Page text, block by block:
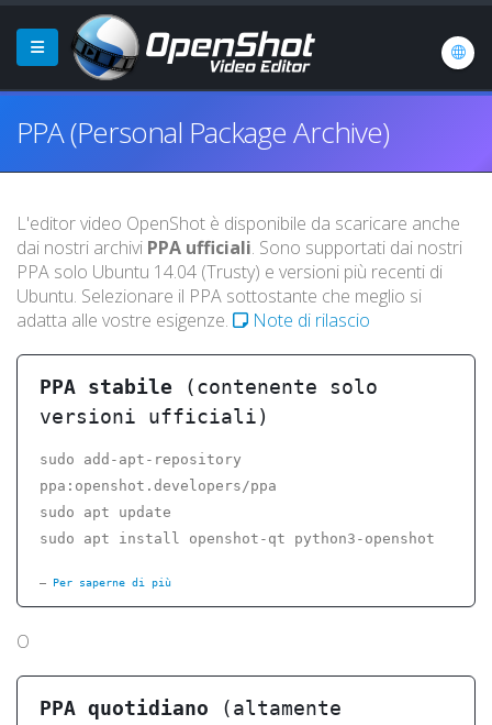
PPA (Personal Package Archive)
L'editor video OpenShot è disponibile da scaricare anche
dai nostri archivi PPA ufficiali. Sono supportati dai nostri
PPA solo Ubuntu 14.04 (Trusty) e versioni più recenti di
Ubuntu. Selezionare il PPA sottostante che meglio si
adatta alle vostre esigenze.
Note di rilascio
PPA stabile (contenente solo
versioni ufficiali)
sudo add-apt-repository
ppa:openshot.developers/ppa
sudo apt update
sudo apt install openshot-qt python3-openshot
Per saperne di più
O
PPA quotidiano (altamente